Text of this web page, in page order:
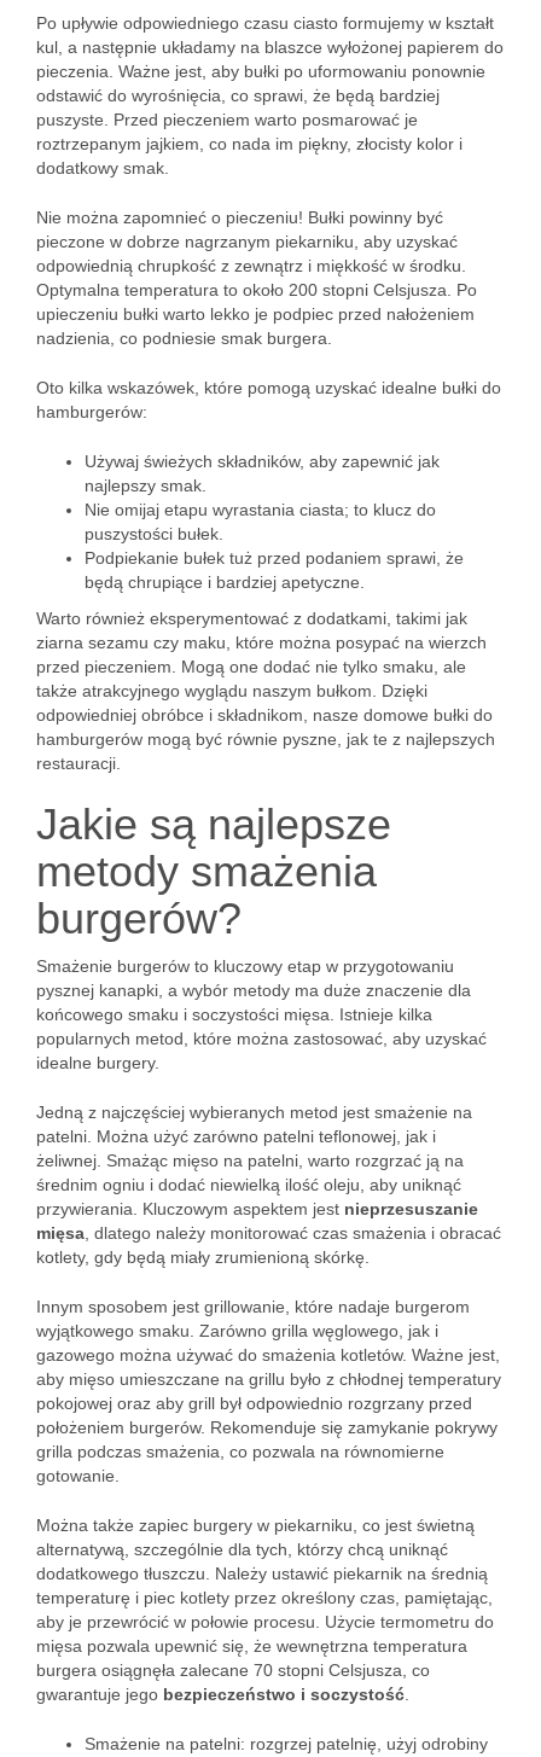
Po upływie odpowiedniego czasu ciasto formujemy w kształt
kul, a następnie układamy na blaszce wyłożonej papierem do
pieczenia. Ważne jest, aby bułki po uformowaniu ponownie
odstawić do wyrośnięcia, co sprawi, że będą bardziej
puszyste. Przed pieczeniem warto posmarować je
roztrzepanym jajkiem, co nada im piękny, złocisty kolor i
dodatkowy smak.
Nie można zapomnieć o pieczeniu! Bułki powinny być
pieczone w dobrze nagrzanym piekarniku, aby uzyskać
odpowiednią chrupkość z zewnątrz i miękkość w środku.
Optymalna temperatura to około 200 stopni Celsjusza. Po
upieczeniu bułki warto lekko je podpiec przed nałożeniem
nadzienia, co podniesie smak burgera.
Oto kilka wskazówek, które pomogą uzyskać idealne bułki do
hamburgerów:
Używaj świeżych składników, aby zapewnić jak
najlepszy smak.
Nie omijaj etapu wyrastania ciasta; to klucz do
puszystości bułek.
Podpiekanie bułek tuż przed podaniem sprawi, że
będą chrupiące i bardziej apetyczne.
Warto również eksperymentować z dodatkami, takimi jak
ziarna sezamu czy maku, które można posypać na wierzch
przed pieczeniem. Mogą one dodać nie tylko smaku, ale
także atrakcyjnego wyglądu naszym bułkom. Dzięki
odpowiedniej obróbce i składnikom, nasze domowe bułki do
hamburgerów mogą być równie pyszne, jak te z najlepszych
restauracji.
Jakie są najlepsze
metody smażenia
burgerów?
Smażenie burgerów to kluczowy etap w przygotowaniu
pysznej kanapki, a wybór metody ma duże znaczenie dla
końcowego smaku i soczystości mięsa. Istnieje kilka
popularnych metod, które można zastosować, aby uzyskać
idealne burgery.
Jedną z najczęściej wybieranych metod jest smażenie na
patelni. Można użyć zarówno patelni teflonowej, jak i
żeliwnej. Smażąc mięso na patelni, warto rozgrzać ją na
średnim ogniu i dodać niewielką ilość oleju, aby uniknąć
przywierania. Kluczowym aspektem jest nieprzesuszanie
mięsa , dlatego należy monitorować czas smażenia i obracać
kotlety, gdy będą miały zrumienioną skórkę.
Innym sposobem jest grillowanie, które nadaje burgerom
wyjątkowego smaku. Zarówno grilla węglowego, jak i
gazowego można używać do smażenia kotletów. Ważne jest,
aby mięso umieszczane na grillu było z chłodnej temperatury
pokojowej oraz aby grill był odpowiednio rozgrzany przed
położeniem burgerów. Rekomenduje się zamykanie pokrywy
grilla podczas smażenia, co pozwala na równomierne
gotowanie.
Można także zapiec burgery w piekarniku, co jest świetną
alternatywą, szczególnie dla tych, którzy chcą uniknąć
dodatkowego tłuszczu. Należy ustawić piekarnik na średnią
temperaturę i piec kotlety przez określony czas, pamiętając,
aby je przewrócić w połowie procesu. Użycie termometru do
mięsa pozwala upewnić się, że wewnętrzna temperatura
burgera osiągnęła zalecane 70 stopni Celsjusza, co
gwarantuje jego bezpieczeństwo i soczystość
Smażenie na patelni: rozgrzej patelnię, użyj odrobiny